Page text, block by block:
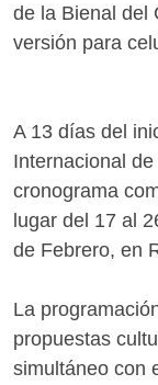
de la Bienal del
versión para
A 13 días del
Internacional
cronograma
lugar del 17 al
de Febrero, en
La
propuestas
simultáneo con